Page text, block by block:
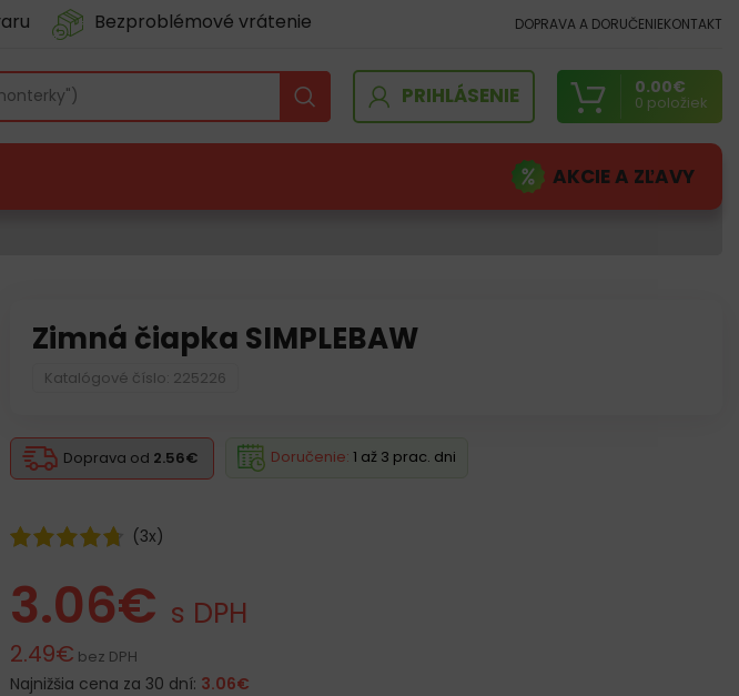
Bezproblémové vrátenie DOPRAVA A DORUČENIEKONTAKT
PRIHLÁSENIE 0 položiek
0.00€
AKCIE A ZĽAVY
PRE ZVÄČŠENIE
Zimná čiapka SIMPLEBAW
Katalógové číslo: 225226
Doprava od 2.56€ Doručenie: 1 až 3 prac. dni
(3x)
3.06€ s DPH
2.49€ bez DPH
Najnižšia cena za 30 dní: 3.06€